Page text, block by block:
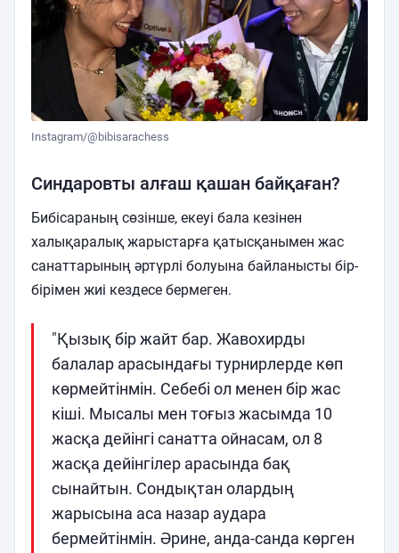
Instagram/@bibisarachess
Синдаровты алғаш қашан байқаған?
Бибісараның сөзінше, екеуі бала кезінен
халықаралық жарыстарға қатысқанымен жас
санаттарының әртүрлі болуына байланысты бір-
бірімен жиі кездесе бермеген.
"Қызық бір жайт бар. Жавохирды
балалар арасындағы турнирлерде көп
көрмейтінмін. Себебі ол менен бір жас
кіші. Мысалы мен тоғыз жасымда 10
жасқа дейінгі санатта ойнасам, ол 8
жасқа дейінгілер арасында бақ
сынайтын. Сондықтан олардың
жарысына аса назар аудара
бермейтінмін. Әрине, анда-санда көрген